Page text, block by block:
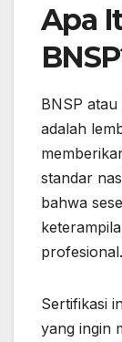
Apa
BNSP
adalah
standar
bahwa
profesional.
Sertifikasi
yang ingin